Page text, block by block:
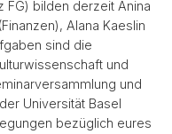
FG) bilden derzeit Anina
Alana Kaeslin
sind die
und
und
Universität Basel
bezüglich eures